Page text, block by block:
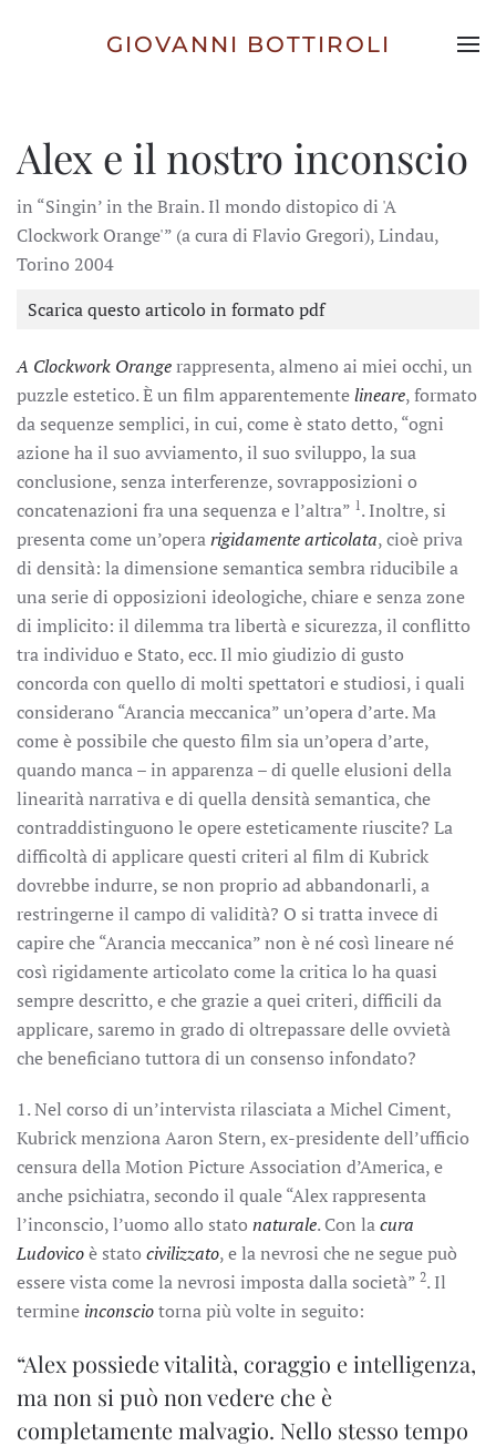
Skip to main content
GIOVANNI BOTTIROLI
Alex e il nostro inconscio
in “Singin’ in the Brain. Il mondo distopico di 'A
Clockwork Orange'” (a cura di Flavio Gregori), Lindau,
Torino 2004
Scarica questo articolo in formato pdf
A Clockwork Orangerappresenta, almeno ai miei occhi, un
puzzle estetico. È un film apparentementelineare, formato
da sequenze semplici, in cui, come è stato detto, “ogni
azione ha il suo avviamento, il suo sviluppo, la sua
conclusione, senza interferenze, sovrapposizioni o
concatenazioni fra una sequenza e l’altra” 1. Inoltre, si
presenta come un’operarigidamente articolata, cioè priva
di densità: la dimensione semantica sembra riducibile a
una serie di opposizioni ideologiche, chiare e senza zone
di implicito: il dilemma tra libertà e sicurezza, il conflitto
tra individuo e Stato, ecc. Il mio giudizio di gusto
concorda con quello di molti spettatori e studiosi, i quali
considerano “Arancia meccanica” un’opera d’arte. Ma
come è possibile che questo film sia un’opera d’arte,
quando manca – in apparenza – di quelle elusioni della
linearità narrativa e di quella densità semantica, che
contraddistinguono le opere esteticamente riuscite? La
difficoltà di applicare questi criteri al film di Kubrick
dovrebbe indurre, se non proprio ad abbandonarli, a
restringerne il campo di validità? O si tratta invece di
capire che “Arancia meccanica” non è né così lineare né
così rigidamente articolato come la critica lo ha quasi
sempre descritto, e che grazie a quei criteri, difficili da
applicare, saremo in grado di oltrepassare delle ovvietà
che beneficiano tuttora di un consenso infondato?
1. Nel corso di un’intervista rilasciata a Michel Ciment,
Kubrick menziona Aaron Stern, ex-presidente dell’ufficio
censura della Motion Picture Association d’America, e
anche psichiatra, secondo il quale “Alex rappresenta
l’inconscio, l’uomo allo stato naturale. Con lacura
Ludovicoè stato civilizzato, e la nevrosi che ne segue può
essere vista come la nevrosi imposta dalla società” 2. Il
termine inconsciotorna più volte in seguito:
“Alex possiede vitalità, coraggio e intelligenza,
ma non si può non vedere che è
completamente malvagio. Nello stesso tempo